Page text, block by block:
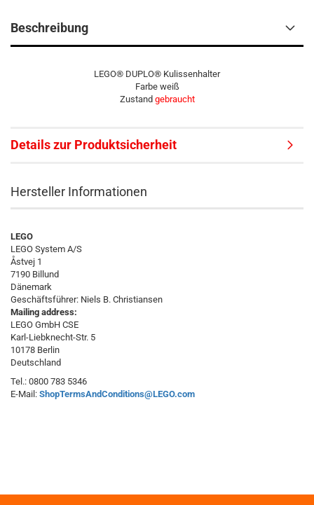
Beschreibung
LEGO® DUPLO® Kulissenhalter
Farbe weiß
Zustand gebraucht
Details zur Produktsicherheit
Hersteller Informationen
LEGO
LEGO System A/S
Åstvej 1
7190 Billund
Dänemark
Geschäftsführer: Niels B. Christiansen
Mailing address:
LEGO GmbH CSE
Karl-Liebknecht-Str. 5
10178 Berlin
Deutschland
Tel.: 0800 783 5346
E-Mail: ShopTermsAndConditions@LEGO.com